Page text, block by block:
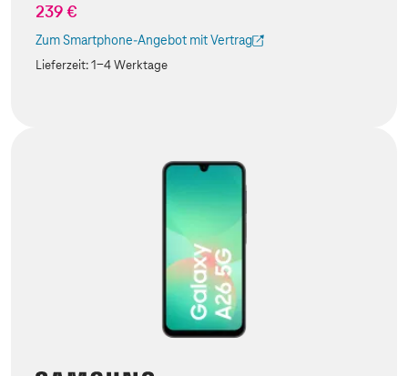
239 €
Zum Smartphone-Angebot mit Vertrag
(Der Link wird in einem neuen Tab geöffnet)
Lieferzeit:1-4 Werktage